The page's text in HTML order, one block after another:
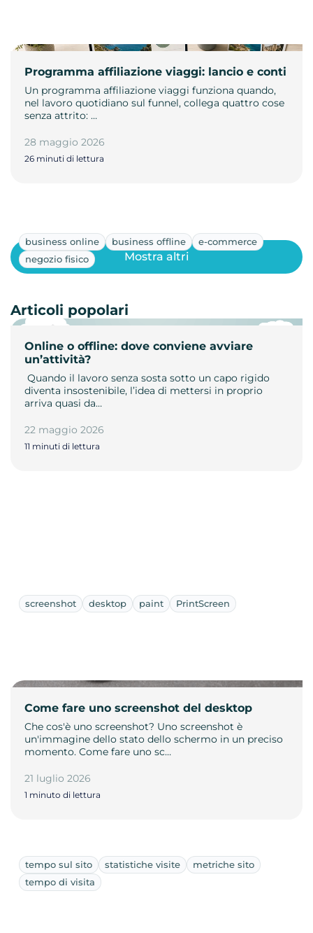
Programma affiliazione viaggi: lancio e conti
Un programma affiliazione viaggi funziona quando,
nel lavoro quotidiano sul funnel, collega quattro cose
senza attrito: …
28 maggio 2026
26 minuti di lettura
business online business offline
e-commerce
negozio fisico
Online o offline: dove conviene avviare
un’attività?
­ Quando il lavoro senza sosta sotto un capo rigido
diventa insostenibile, l’idea di mettersi in proprio
arriva quasi da…
22 maggio 2026
11 minuti di lettura
Mostra altri
Articoli popolari
screenshot desktop paint PrintScreen
Come fare uno screenshot del desktop
Che cos'è uno screenshot? Uno screenshot è
un'immagine dello stato dello schermo in un preciso
momento. Come fare uno sc…
21 luglio 2026
1 minuto di lettura
tempo sul sito statistiche visite
metriche sito
tempo di visita